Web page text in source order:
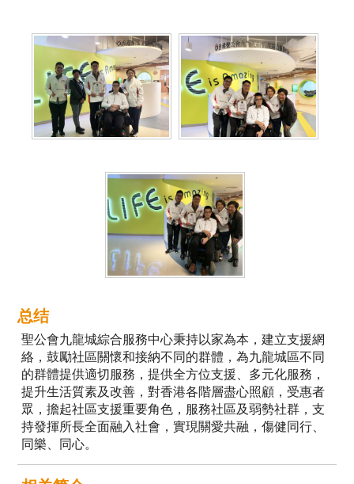
总结
聖公會九龍城綜合服務中心秉持以家為本，建立支援網
絡，鼓勵社區關懷和接納不同的群體，為九龍城區不同
的群體提供適切服務，提供全方位支援、多元化服務，
提升生活質素及改善，對香港各階層盡心照顧，受惠者
眾，擔起社區支援重要角色，服務社區及弱勢社群，支
持發揮所長全面融入社會，實現關愛共融，傷健同行、
同樂、同心。